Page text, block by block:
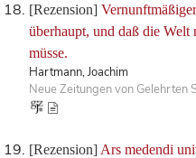
[Rezension]
überhaupt, und daß die
müsse.
Hartmann, Joachim
Neue Zeitungen von
[Rezension] Ars medendi